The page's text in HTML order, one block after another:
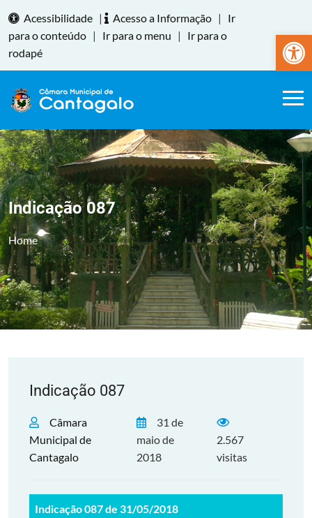
Abrir
Acessibilidade | Acesso a Informação |
Ir
para o conteúdo | Ir para o menu |
Ir para o
rodapé
Indicação 087
Home
Indicação 087
Câmara
Municipal de
Cantagalo
31 de
maio de
2018
2.567
visitas
Indicação 087 de 31/05/2018